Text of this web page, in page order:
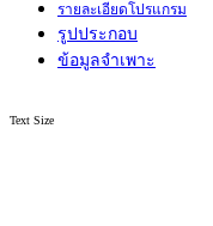
รายละเอียดโปรแกรม
รูปประกอบ
ข้อมูลจำเพาะ
Text Size